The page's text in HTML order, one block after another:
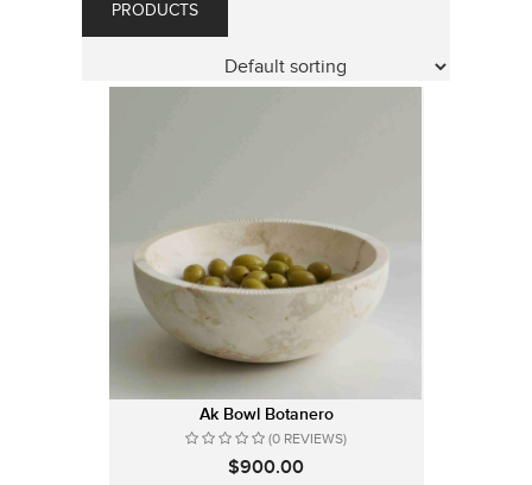
PRODUCTS
Ak Bowl Botanero
(0 REVIEWS)
$900.00